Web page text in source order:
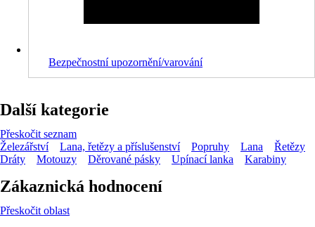
Bezpečnostní upozornění/varování
Další kategorie
Přeskočit seznam
Železářství
Lana, řetězy a příslušenství Popruhy Lana
Řetězy
Dráty
Motouzy Děrované pásky Upínací lanka Karabiny
Zákaznická hodnocení
Přeskočit oblast